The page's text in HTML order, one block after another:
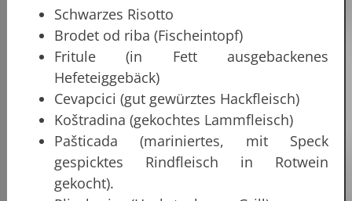
Schwarzes Risotto
Brodet od riba (Fischeintopf)
Fritule (in Fett ausgebackenes
Hefeteiggebäck)
Cevapcici (gut gewürztes Hackfleisch)
Koštradina (gekochtes Lammfleisch)
Pašticada (mariniertes, mit Speck
gespicktes Rindfleisch in Rotwein
gekocht).